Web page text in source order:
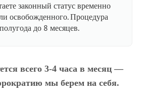
законный статус временно
освобожденного. Процедура
до 8 месяцев.
всего 3-4 часа в месяц —
мы берем на себя.